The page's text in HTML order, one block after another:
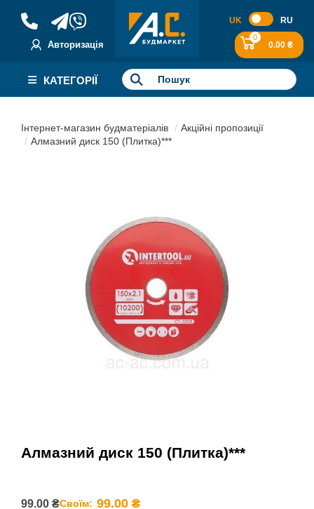
Авторизація
UK RU
0
0.00 ₴
КАТЕГОРІЇ
Інтернет-магазин будматеріалів
Акційні пропозиції
Алмазний диск 150 (Плитка)***
Алмазний диск 150 (Плитка)***
99.00 ₴Своїм: 99.00 ₴